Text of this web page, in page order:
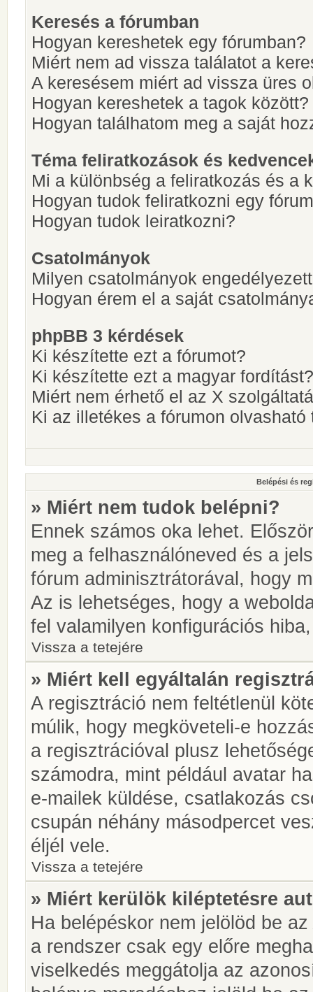
Keresés a fórumban
Hogyan kereshetek egy fórumban?
Miért nem ad vissza találatot a
A keresésem miért ad vissza üres
Hogyan kereshetek a tagok között?
Hogyan találhatom meg a saját
Téma feliratkozások és
Mi a különbség a feliratkozás és a
Hogyan tudok feliratkozni egy
Hogyan tudok leiratkozni?
Csatolmányok
Milyen csatolmányok
Hogyan érem el a saját
phpBB 3 kérdések
Ki készítette ezt a fórumot?
Ki készítette ezt a magyar fordítást?
Miért nem érhető el az X
Ki az illetékes a fórumon
Belépési és
» Miért nem tudok belépni?
Ennek számos oka lehet.
meg a felhasználóneved és a
fórum adminisztrátorával, hogy
Az is lehetséges, hogy a
fel valamilyen konfigurációs
Vissza a tetejére
» Miért kell egyáltalán
A regisztráció nem feltétlenül
múlik, hogy megköveteli-e
a regisztrációval plusz
számodra, mint például avatar
e-mailek küldése, csatlakozás
csupán néhány másodpercet
éljél vele.
Vissza a tetejére
» Miért kerülök kiléptetésre
Ha belépéskor nem jelölöd be az
a rendszer csak egy előre
viselkedés meggátolja az